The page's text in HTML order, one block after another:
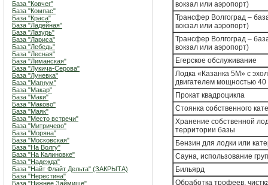
База "Ковчег"
База "Компас"
База "Краса"
База "Ладейная"
База "Лазурь"
База "Лариса"
База "Лебедь"
База "Лесная"
База "Лиманская"
База "Лукича-Серова"
База "Луневка"
База "Магнум"
База "Макар"
База "Маки"
База "Маково"
База "Маяк"
База "Место встречи"
База "Митричево"
База "Моряна"
База "Московская"
База "На Волгу"
База "На Калиновке"
База "Надежда"
База "Найт Флайт Дельта" (ЗАКРЫТА)
База "Нерестина"
База "Нижнее Займище"
вокзал или аэропорт)
Трансфер Волгоград –
вокзал или аэропорт)
Трансфер Волгоград –
вокзал или аэропорт)
Егерское обслуживание
Лодка «Казанка 5М» с
двигателем мощностью 40
Прокат квадроцикла
Стоянка собственного
Хранение собственной
территории базы
Бензин для лодки или
Сауна, использование
Бильярд
Обработка трофеев,